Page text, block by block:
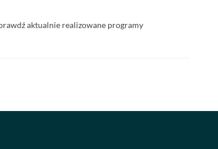
aktualnie realizowane programy